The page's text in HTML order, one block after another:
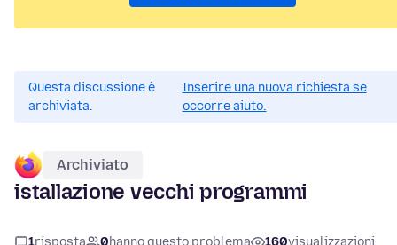
Questa discussione è
archiviata.
Inserire una nuova richiesta se
occorre aiuto.
Archiviato
istallazione vecchi programmi